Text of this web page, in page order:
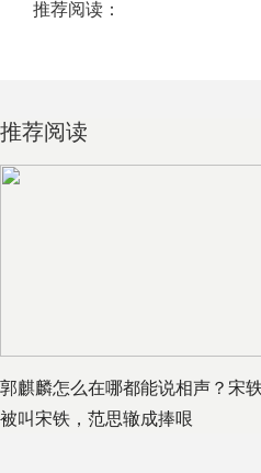
推荐阅读：
推荐阅读
郭麒麟怎么在哪都能说相声？宋
被叫宋铁，范思辙成捧哏